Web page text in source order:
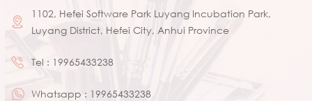
1102, Hefei Software Park Luyang Incubation Park,
Luyang District, Hefei City, Anhui Province
Tel : 19965433238
Whatsapp : 19965433238